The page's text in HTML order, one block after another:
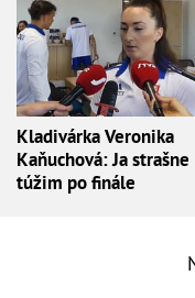
Kladivárka Veronika
Kaňuchová: Ja strašne
túžim po finále